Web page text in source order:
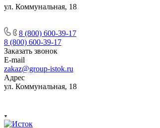
ул. Коммунальная, 18
8 (800) 600-39-17
8 (800) 600-39-17
Заказать звонок
E-mail
zakaz@group-istok.ru
Адрес
ул. Коммунальная, 18